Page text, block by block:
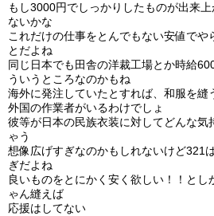
もし3000円でしっかりしたものが出来
ないかな
これだけの仕事をとんでもない安値でや
とだよね
同じ日本でも田舎の洋裁工場とか時給
ういうところなのかもね
海外に発注していたとすれば、和服を縫
外国の作業者がいるわけでしょ
彼等が日本の民族衣装に対してどんな気
ゃう
想像広げすぎなのかもしれないけど321
ぎだよね
良いものをとにかく安く欲しい！！とし
ゃん縫えば
応援はしてない